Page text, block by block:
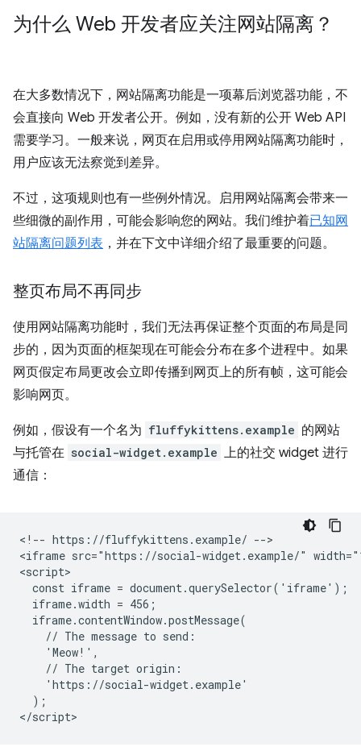
为什么 Web 开发者应关注网站隔离？
在大多数情况下，网站隔离功能是一项幕后浏览器功能，不
会直接向 Web 开发者公开。例如，没有新的公开 Web API
需要学习。一般来说，网页在启用或停用网站隔离功能时，
用户应该无法察觉到差异。
不过，这项规则也有一些例外情况。启用网站隔离会带来一
些细微的副作用，可能会影响您的网站。我们维护着已知网
站隔离问题列表 ，并在下文中详细介绍了最重要的问题。
整页布局不再同步
使用网站隔离功能时，我们无法再保证整个页面的布局是同
步的，因为页面的框架现在可能会分布在多个进程中。如果
网页假定布局更改会立即传播到网页上的所有帧，这可能会
影响网页。
例如，假设有一个名为 fluffykittens.example 的网站
与托管在 social-widget.example 上的社交 widget 进行
通信：
<!-- https://fluffykittens.example/ -->
<iframe src="https://social-widget.example/"
<script>
  const iframe = document.querySelector('iframe');
  iframe.width = 456;
  iframe.contentWindow.postMessage(
    // The message to send:
    'Meow!',
    // The target origin:
    'https://social-widget.example'
  );